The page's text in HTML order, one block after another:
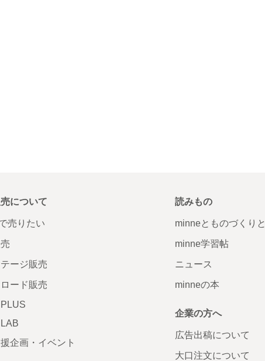
について
売りたい
ージ販売
ード販売
企画・イベント
読みもの
minneとものづくりと
minne学習帖
ニュース
minneの本
企業の方へ
広告出稿について
大口注文について